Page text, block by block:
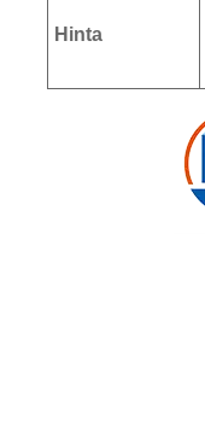
Hinta